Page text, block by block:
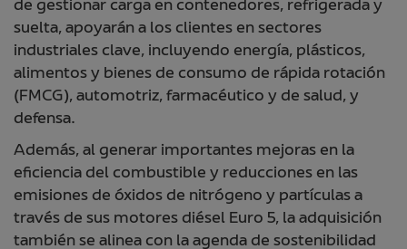
de gestionar carga en contenedores, refrigerada y
suelta, apoyarán a los clientes en sectores
industriales clave, incluyendo energía, plásticos,
alimentos y bienes de consumo de rápida rotación
(FMCG), automotriz, farmacéutico y de salud, y
defensa.
Además, al generar importantes mejoras en la
eficiencia del combustible y reducciones en las
emisiones de óxidos de nitrógeno y partículas a
través de sus motores diésel Euro 5, la adquisición
también se alinea con la agenda de sostenibilidad